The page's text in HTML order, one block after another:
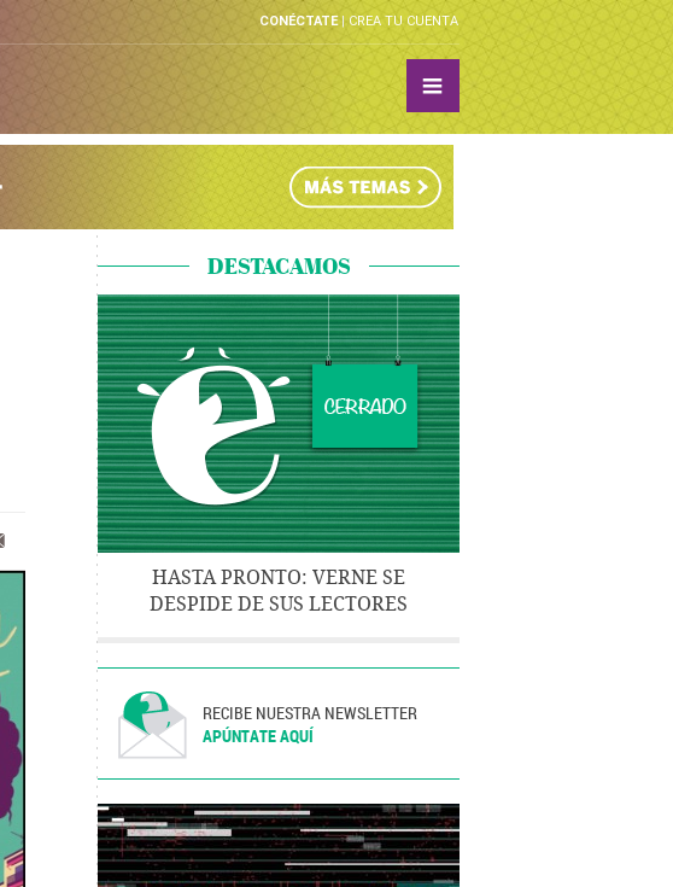
CONÉCTATE CREA TU CUENTA
DESTACAMOS
HASTA PRONTO: VERNE SE
DESPIDE DE SUS LECTORES
RECIBE NUESTRA NEWSLETTER
APÚNTATE AQUÍ